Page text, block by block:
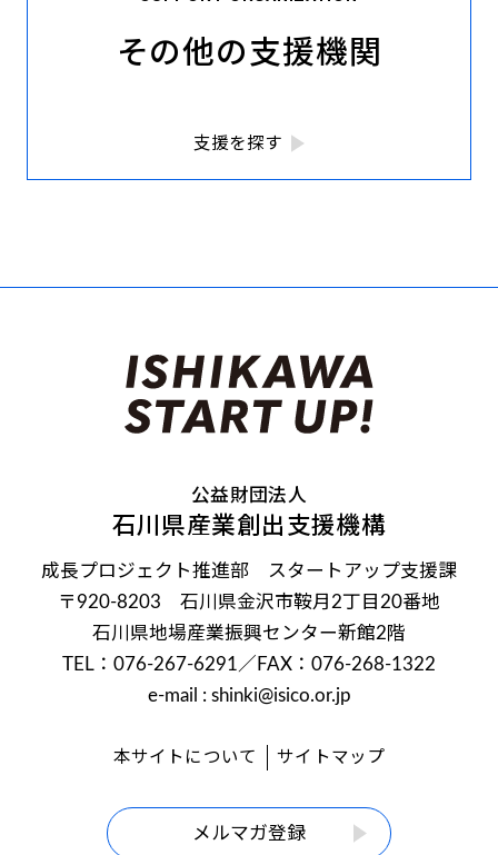
その他の支援機関
支援を探す
公益財団法人
石川県産業創出支援機構
成長プロジェクト推進部 スタートアップ支援課
〒920-8203 石川県金沢市鞍月2丁目20番地
石川県地場産業振興センター新館2階
TEL：076-267-6291／FAX：076-268-1322
e-mail : shinki@isico.or.jp
本サイトについて サイトマップ
メルマガ登録